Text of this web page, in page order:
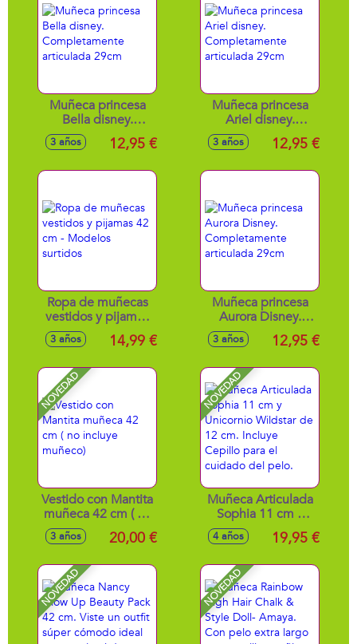
Muñeca princesa
Bella disney.
Completamente
articulada 29cm
3 años 12,95 €
Muñeca princesa
Ariel disney.
Completamente
articulada 29cm
3 años 12,95 €
Ropa de muñecas
vestidos y pijamas
42 cm - Modelos
surtidos
3 años 14,99 €
Muñeca princesa
Aurora Disney.
Completamente
articulada 29cm
3 años 12,95 €
NOVEDAD
Vestido con Mantita
muñeca 42 cm ( no
incluye muñeco)
3 años 20,00 €
NOVEDAD
Muñeca Articulada
Sophia 11 cm y
Unicornio Wildstar
de 12 cm. Incluye
cuidado del pelo.
4 años 19,95 €
NOVEDAD NOVEDAD